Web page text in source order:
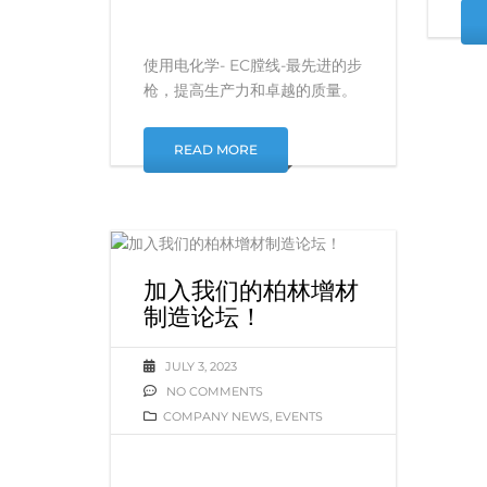
使用电化学- EC膛线-最先进的步
枪，提高生产力和卓越的质量。
READ MORE
加入我们的柏林增材
制造论坛！
JULY 3, 2023
NO COMMENTS
COMPANY NEWS, EVENTS